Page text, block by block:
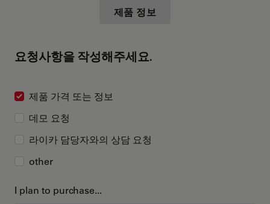
제품 정보
요청사항을 작성해주세요.
제품 가격 또는 정보
데모 요청
라이카 담당자와의 상담 요청
other
I plan to purchase...